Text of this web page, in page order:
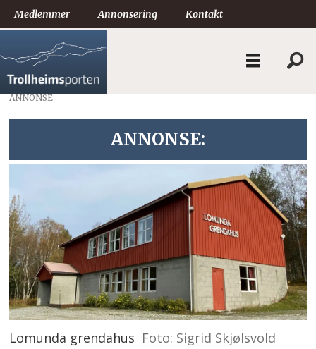
Medlemmer Annonsering Kontakt
ANNONSE
ANNONSE:
Lomunda grendahus Foto: Sigrid Skjølsvold